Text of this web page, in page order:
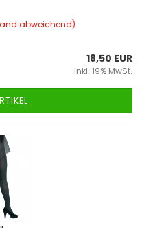
abweichend)
18,50 EUR
inkl. 19% MwSt.